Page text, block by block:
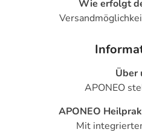
Wie erfolgt
Über
APONEO
APONEO
Mit